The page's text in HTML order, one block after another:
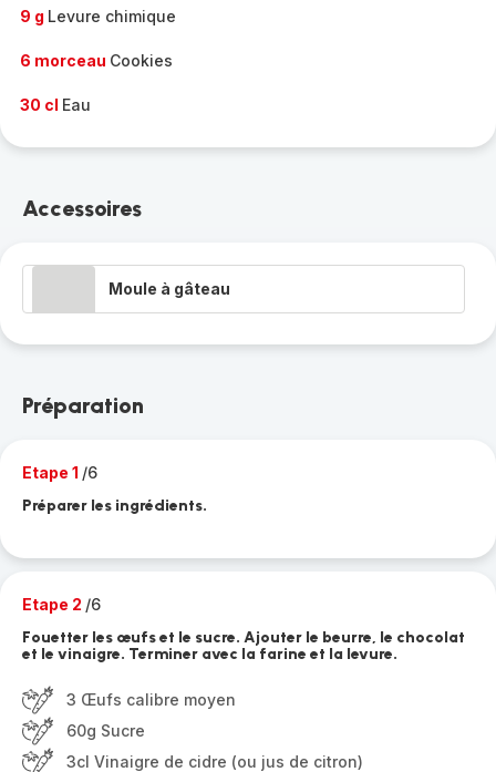
9 g Levure chimique
6 morceau Cookies
30 cl Eau
Accessoires
Moule à gâteau
Préparation
Etape 1 /6
Préparer les ingrédients.
Etape 2 /6
Fouetter les œufs et le sucre. Ajouter le beurre, le chocolat
et le vinaigre. Terminer avec la farine et la levure.
3 Œufs calibre moyen
60g Sucre
3cl Vinaigre de cidre (ou jus de citron)